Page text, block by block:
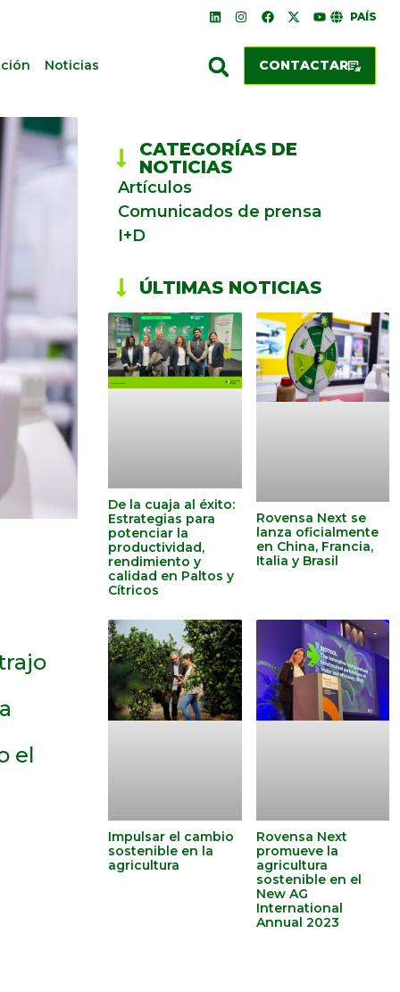
PAÍS
Noticias CONTACTAR
el
CATEGORÍAS DE
NOTICIAS
Artículos
Comunicados de prensa
I+D
ÚLTIMAS NOTICIAS
De la cuaja al éxito:
Estrategias para
potenciar la
productividad,
rendimiento y
calidad en Paltos y
Cítricos
Rovensa Next se
lanza oficialmente
en China, Francia,
Italia y Brasil
Impulsar el cambio
sostenible en la
agricultura
Rovensa Next
promueve la
agricultura
sostenible en el
New AG
International
Annual 2023